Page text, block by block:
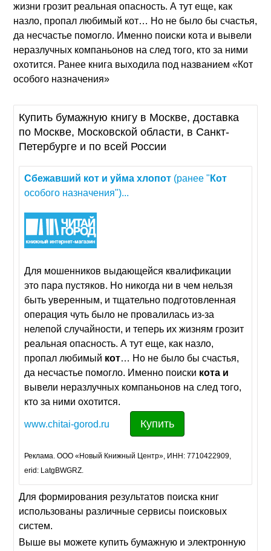
жизни грозит реальная опасность. А тут еще, как
назло, пропал любимый кот… Но не было бы счастья,
да несчастье помогло. Именно поиски кота и вывели
неразлучных компаньонов на след того, кто за ними
охотится. Ранее книга выходила под названием «Кот
особого назначения»
Купить бумажную книгу в Москве, доставка
по Москве, Московской области, в Санкт-
Петербурге и по всей России
Сбежавший кот и уйма хлопот (ранее " Кот
особого назначения")...
Для мошенников выдающейся квалификации
это пара пустяков. Но никогда ни в чем нельзя
быть уверенным, и тщательно подготовленная
операция чуть было не провалилась из-за
нелепой случайности, и теперь их жизням грозит
реальная опасность. А тут еще, как назло,
пропал любимый кот… Но не было бы счастья,
да несчастье помогло. Именно поиски кота и
вывели неразлучных компаньонов на след того,
кто за ними охотится.
www.chitai-gorod.ru Купить
Реклама. ООО «Новый Книжный Центр», ИНН: 7710422909,
erid: LatgBWGRZ.
Для формирования результатов поиска книг
использованы различные сервисы поисковых
систем.
Выше вы можете купить бумажную и электронную